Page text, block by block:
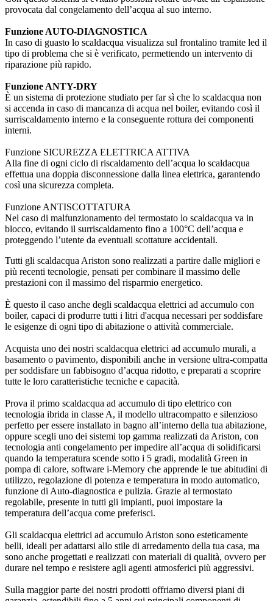
provocata dal congelamento dell’acqua al suo interno.
Funzione AUTO-DIAGNOSTICA
In caso di guasto lo scaldacqua visualizza sul frontalino tramite led il
tipo di problema che si è verificato, permettendo un intervento di
riparazione più rapido.
Funzione ANTY-DRY
È un sistema di protezione studiato per far sì che lo scaldacqua non
si accenda in caso di mancanza di acqua nel boiler, evitando così il
surriscaldamento interno e la conseguente rottura dei componenti
interni.
Funzione SICUREZZA ELETTRICA ATTIVA
Alla fine di ogni ciclo di riscaldamento dell’acqua lo scaldacqua
effettua una doppia disconnessione dalla linea elettrica, garantendo
così una sicurezza completa.
Funzione ANTISCOTTATURA
Nel caso di malfunzionamento del termostato lo scaldacqua va in
blocco, evitando il surriscaldamento fino a 100°C dell’acqua e
proteggendo l’utente da eventuali scottature accidentali.
Tutti gli scaldacqua Ariston sono realizzati a partire dalle migliori e
più recenti tecnologie, pensati per combinare il massimo delle
prestazioni con il massimo del risparmio energetico.
È questo il caso anche degli scaldacqua elettrici ad accumulo con
boiler, capaci di produrre tutti i litri d'acqua necessari per soddisfare
le esigenze di ogni tipo di abitazione o attività commerciale.
Acquista uno dei nostri scaldacqua elettrici ad accumulo murali, a
basamento o pavimento, disponibili anche in versione ultra-compatta
per soddisfare un fabbisogno d’acqua ridotto, e preparati a scoprire
tutte le loro caratteristiche tecniche e capacità.
Prova il primo scaldacqua ad accumulo di tipo elettrico con
tecnologia ibrida in classe A, il modello ultracompatto e silenzioso
perfetto per essere installato in bagno all’interno della tua abitazione,
oppure scegli uno dei sistemi top gamma realizzati da Ariston, con
tecnologia anti congelamento per impedire all’acqua di solidificarsi
quando la temperatura scende sotto i 5 gradi, modalità Green in
pompa di calore, software i-Memory che apprende le tue abitudini di
utilizzo, regolazione di potenza e temperatura in modo automatico,
funzione di Auto-diagnostica e pulizia. Grazie al termostato
regolabile, presente in tutti gli impianti, puoi impostare la
temperatura dell’acqua come preferisci.
Gli scaldacqua elettrici ad accumulo Ariston sono esteticamente
belli, ideali per adattarsi allo stile di arredamento della tua casa, ma
sono anche progettati e realizzati con materiali di qualità, ovvero per
durare nel tempo e resistere agli agenti atmosferici più aggressivi.
Sulla maggior parte dei nostri prodotti offriamo diversi piani di